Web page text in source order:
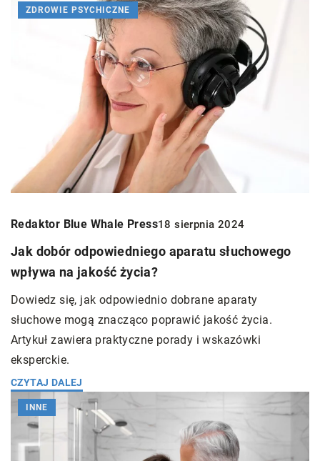
ZDROWIE PSYCHICZNE
Redaktor Blue Whale Press18 sierpnia 2024
Jak dobór odpowiedniego aparatu słuchowego
wpływa na jakość życia?
Dowiedz się, jak odpowiednio dobrane aparaty
słuchowe mogą znacząco poprawić jakość życia.
Artykuł zawiera praktyczne porady i wskazówki
eksperckie.
CZYTAJ DALEJ
INNE